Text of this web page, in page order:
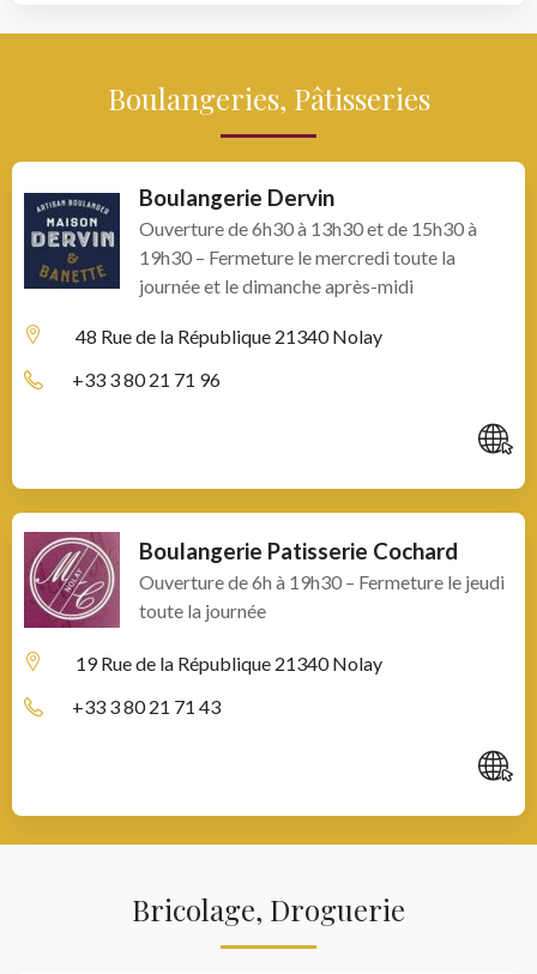
Boulangeries, Pâtisseries
Boulangerie Dervin
Ouverture de 6h30 à 13h30 et de 15h30 à
19h30 – Fermeture le mercredi toute la
journée et le dimanche après-midi
48 Rue de la République 21340 Nolay
+33 3 80 21 71 96
Boulangerie Patisserie Cochard
Ouverture de 6h à 19h30 – Fermeture le jeudi
toute la journée
19 Rue de la République 21340 Nolay
+33 3 80 21 71 43
Bricolage, Droguerie